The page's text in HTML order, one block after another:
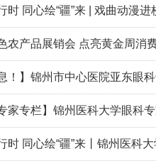
时 同心绘“疆”来 | 戏曲动漫
农产品展销会 点亮黄金周消
！】锦州市中心医院亚东眼
家专栏】锦州医科大学眼科
时 同心绘“疆”来丨锦州医科